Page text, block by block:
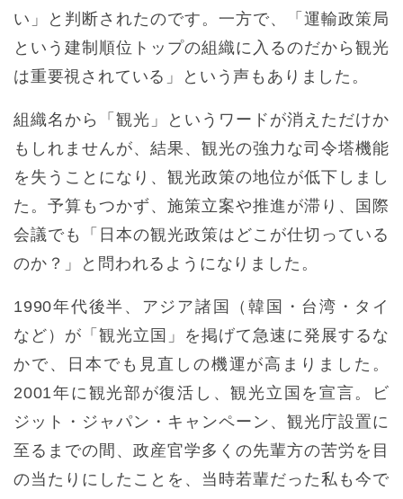
い」と判断されたのです。一方で、「運輸政策局
という建制順位トップの組織に入るのだから観光
は重要視されている」という声もありました。
組織名から「観光」というワードが消えただけか
もしれませんが、結果、観光の強力な司令塔機能
を失うことになり、観光政策の地位が低下しまし
た。予算もつかず、施策立案や推進が滞り、国際
会議でも「日本の観光政策はどこが仕切っている
のか？」と問われるようになりました。
1990年代後半、アジア諸国（韓国・台湾・タイ
など）が「観光立国」を掲げて急速に発展するな
かで、日本でも見直しの機運が高まりました。
2001年に観光部が復活し、観光立国を宣言。ビ
ジット・ジャパン・キャンペーン、観光庁設置に
至るまでの間、政産官学多くの先輩方の苦労を目
の当たりにしたことを、当時若輩だった私も今で